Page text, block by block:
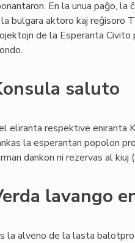
En la unua paĝo,
bulgara aktoro kaj reĝisoro
de la Esperanta Civito
saluto
eliranta respektive eniranta
la esperantan popolon
dankon ni rezervas al
lavango
la alveno de la lasta